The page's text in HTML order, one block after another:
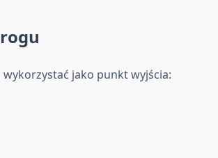
jako punkt wyjścia: